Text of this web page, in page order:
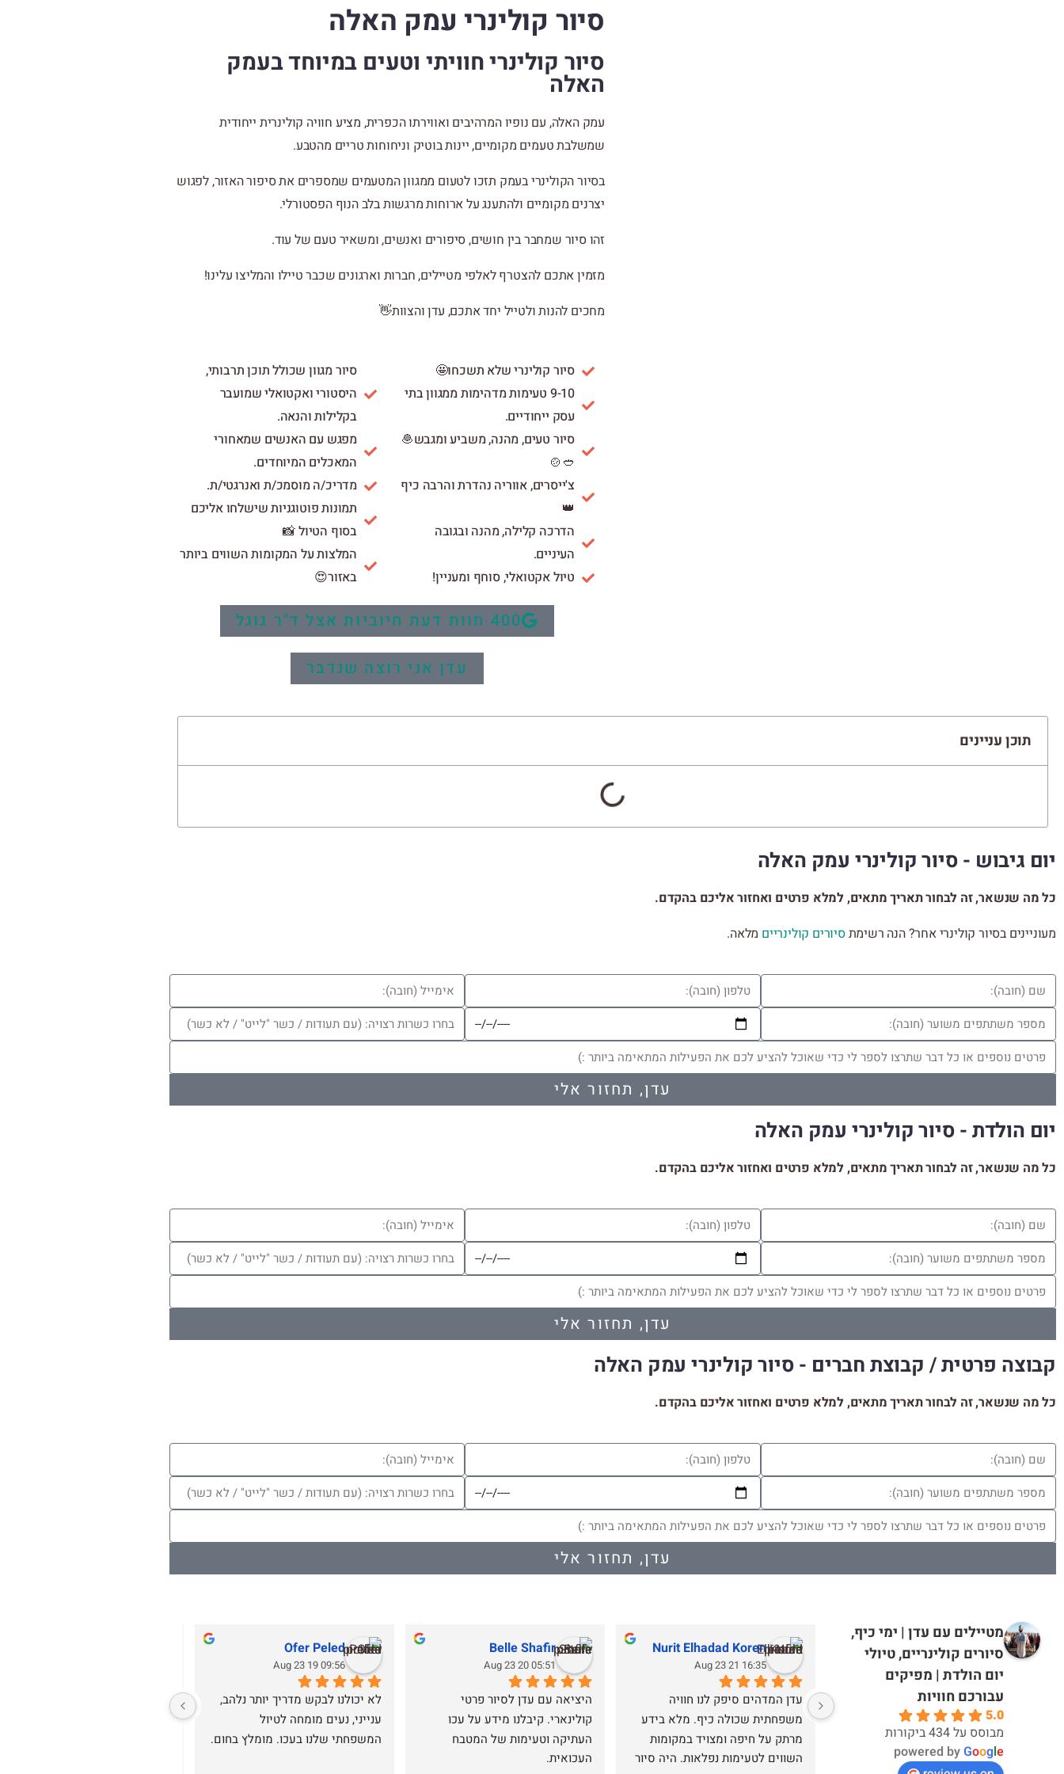
סיור קולינרי עמק האלה
סיור קולינרי חוויתי וטעים במיוחד בעמק
האלה
עמק האלה, עם נופיו המרהיבים ואווירתו הכפרית, מציע חוויה קולינרית ייחודית
שמשלבת טעמים מקומיים, יינות בוטיק וניחוחות טריים מהטבע.
בסיור הקולינרי בעמק תזכו לטעום ממגוון המטעמים שמספרים את סיפור האזור, לפגוש
יצרנים מקומיים ולהתענג על ארוחות מרגשות בלב הנוף הפסטורלי.
זהו סיור שמחבר בין חושים, סיפורים ואנשים, ומשאיר טעם של עוד.
מזמין אתכם להצטרף לאלפי מטיילים, חברות וארגונים שכבר טיילו והמליצו עלינו!
מחכים להנות ולטייל יחד אתכם, עדן והצוות👋
סיור קולינרי שלא תשכחו🤩
9-10 טעימות מדהימות ממגוון בתי
עסק ייחודיים.
סיור טעים, מהנה, משביע ומגבש🧆
🥙🍲
צ'ייסרים, אווריה נהדרת והרבה כיף
👑
הדרכה קלילה, מהנה ובגובה
העיניים.
טיול אקטואלי, סוחף ומעניין!
סיור מגוון שכולל תוכן תרבותי,
היסטורי ואקטואלי שמועבר
בקלילות והנאה.
מפגש עם האנשים שמאחורי
המאכלים המיוחדים.
מדריכ/ה מוסמכ/ת ואנרגטי/ת.
תמונות פוטוגניות שישלחו אליכם
בסוף הטיול 📸
המלצות על המקומות השווים ביותר
באזור😍
400 חוות דעת חיוביות אצל ד"ר גוגל
עדן אני רוצה שנדבר
תוכן עניינים
יום גיבוש - סיור קולינרי עמק האלה
כל מה שנשאר, זה לבחור תאריך מתאים, למלא פרטים ואחזור אליכם בהקדם.
מעוניינים בסיור קולינרי אחר? הנה רשימתסיורים קולינריים מלאה.
עדן, תחזור אלי
יום הולדת - סיור קולינרי עמק האלה
כל מה שנשאר, זה לבחור תאריך מתאים, למלא פרטים ואחזור אליכם בהקדם.
עדן, תחזור אלי
קבוצה פרטית / קבוצת חברים - סיור קולינרי עמק האלה
כל מה שנשאר, זה לבחור תאריך מתאים, למלא פרטים ואחזור אליכם בהקדם.
עדן, תחזור אלי
מטיילים עם עדן | ימי כיף,
סיורים קולינריים, טיולי
יום הולדת | מפיקים
עבורכם חוויות
5.0
מבוסס על 434 ביקורות
powered byGoogle
Nurit Elhadad Koren
16:35 21 Aug 23
Belle Shafir
05:51 20 Aug 23
העכואית.
Ofer Peled
09:56 19 Aug 23
המשפחתי שלנו בעכו. מומלץ בחום.